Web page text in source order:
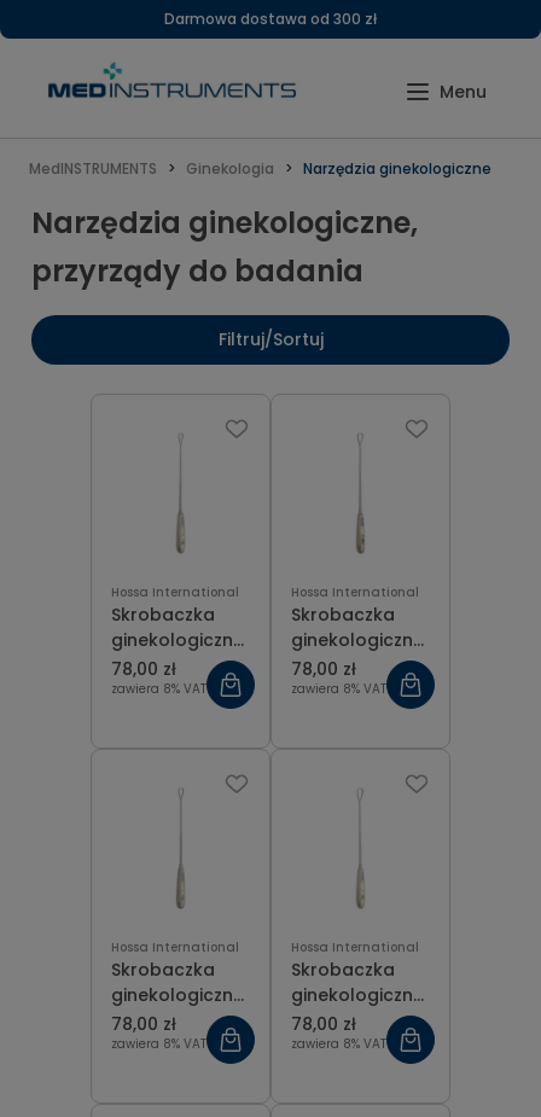
Darmowa dostawa od 300 zł
MedINSTRUMENTS Ginekologia Narzędzia ginekologiczne
Narzędzia ginekologiczne,
przyrządy do badania
Filtruj/Sortuj
Hossa International
Skrobaczka
ginekologiczna
tępa Recamier
fig 3 (9 mm), dł.
78,00 zł
zawiera 8% VAT
Hossa International
Skrobaczka
ginekologiczna
tępa Recamier
fig 4 (11 mm),
78,00 zł
zawiera 8% VAT
Hossa International
Skrobaczka
ginekologiczna
tępa Recamier
fig 5 (12 mm),
78,00 zł
zawiera 8% VAT
Hossa International
Skrobaczka
ginekologiczna
tępa Recamier
fig 6 (14 mm),
78,00 zł
zawiera 8% VAT